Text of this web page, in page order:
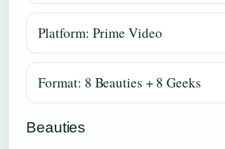
Platform: Prime Video
Format: 8 Beauties + 8 Geeks
Beauties